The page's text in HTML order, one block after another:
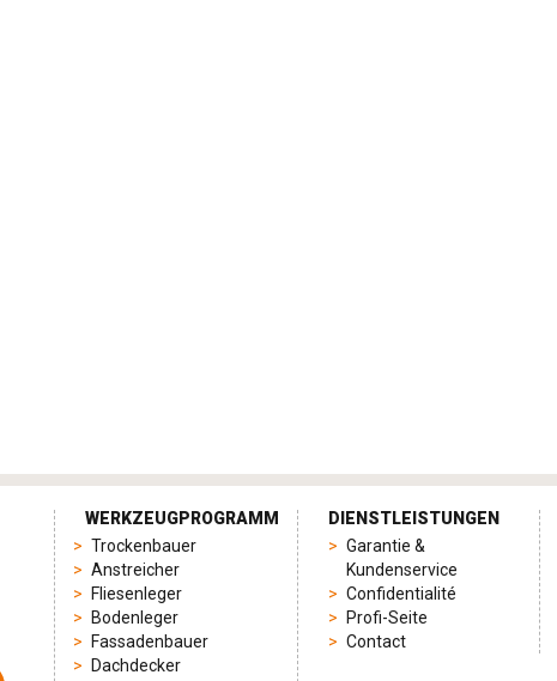
WERKZEUGPROGRAMM
Trockenbauer
Anstreicher
Fliesenleger
Bodenleger
Fassadenbauer
Dachdecker
DIENSTLEISTUNGEN
Garantie &
Kundenservice
Confidentialité
Profi-Seite
Contact